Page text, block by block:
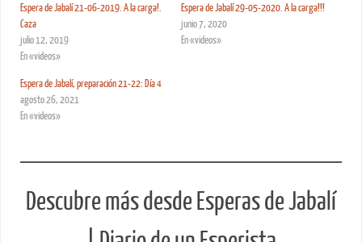
Espera de Jabalí 21-06-2019. A la carga!.
Caza
julio 12, 2019
En «videos»
Espera de Jabalí 29-05-2020. A la carga!!!
junio 7, 2020
En «videos»
Espera de Jabalí, preparación 21-22: Día 4
agosto 26, 2021
En «videos»
Descubre más desde Esperas de Jabalí